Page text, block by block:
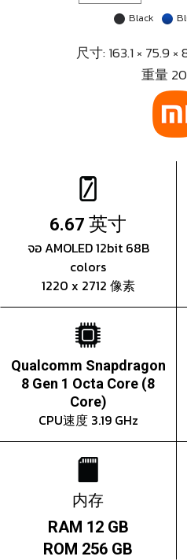
Black
尺寸: 163.1 × 75.9 ×
重量
6.67 英寸
จอ AMOLED 12bit 68B
colors
1220 x 2712 像素
Qualcomm Snapdragon
8 Gen 1 Octa Core (8
Core)
CPU速度 3.19 GHz
内存
RAM 12 GB
ROM 256 GB